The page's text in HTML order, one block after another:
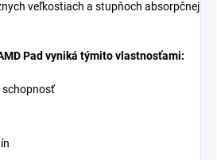
veľkostiach a stupňoch absorpčnej
Pad vyniká týmito vlastnosťami:
schopnosť